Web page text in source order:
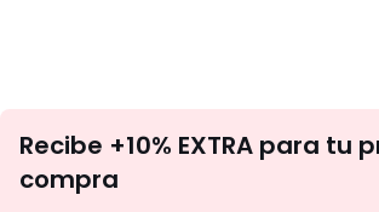
te
Recibe +10% EXTRA para tu
compra